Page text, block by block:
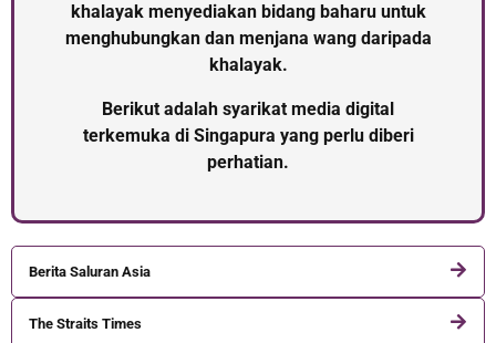
khalayak menyediakan bidang baharu untuk
menghubungkan dan menjana wang daripada
khalayak.
Berikut adalah syarikat media digital
terkemuka di Singapura yang perlu diberi
perhatian.
Berita Saluran Asia
The Straits Times